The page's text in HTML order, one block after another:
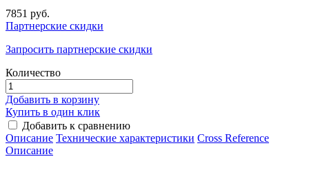
7851 руб.
Партнерские скидки
Запросить партнерские скидки
Количество
Добавить в корзину
Купить в один клик
Добавить к сравнению
Описание Технические характеристики Сross Reference
Описание